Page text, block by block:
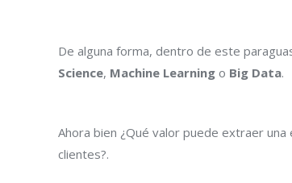
De alguna forma, dentro de este
Science, Machine Learning o Big Data.
Ahora bien ¿Qué valor puede extraer
clientes?.